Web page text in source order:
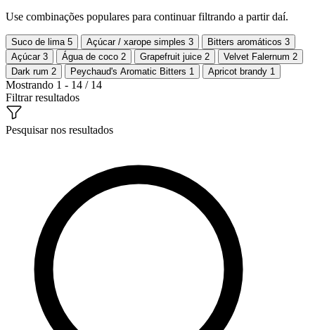
Use combinações populares para continuar filtrando a partir daí.
Suco de lima 5 Açúcar / xarope simples 3 Bitters aromáticos 3
Açúcar 3 Água de coco 2 Grapefruit juice 2 Velvet Falernum 2
Dark rum 2 Peychaud's Aromatic Bitters 1 Apricot brandy 1
Mostrando 1 - 14 / 14
Filtrar resultados
Pesquisar nos resultados